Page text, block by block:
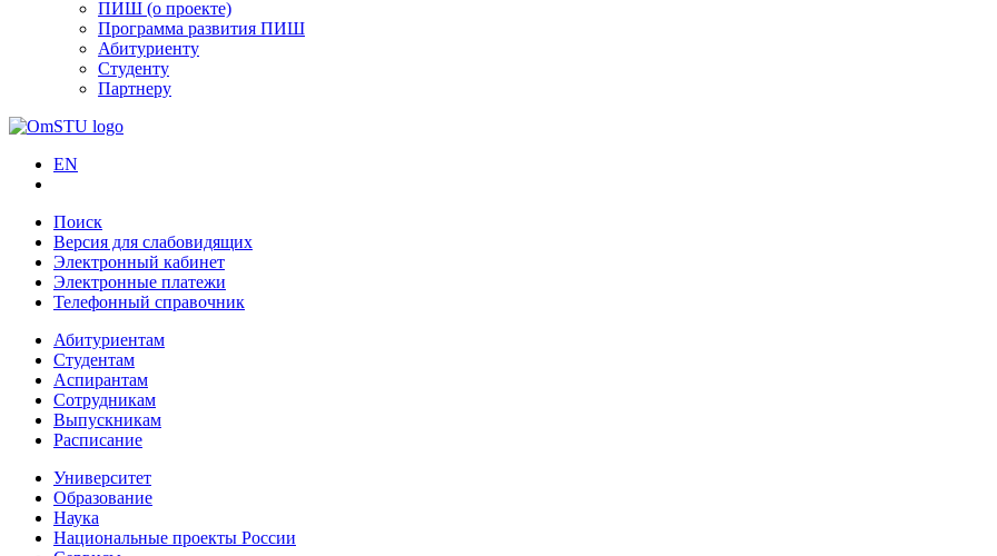
ПИШ (о проекте)
Программа развития ПИШ
Абитуриенту
Студенту
Партнеру
EN
Поиск
Версия для слабовидящих
Электронный кабинет
Электронные платежи
Телефонный справочник
Абитуриентам
Студентам
Аспирантам
Сотрудникам
Выпускникам
Расписание
Университет
Образование
Наука
Национальные проекты России